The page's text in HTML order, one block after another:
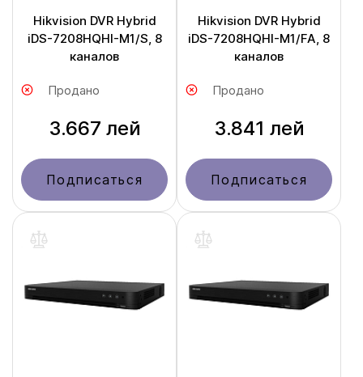
Hikvision DVR Hybrid
iDS-7208HQHI-M1/S, 8
каналов
Продано
3.667 лей
Подписаться
Hikvision DVR Hybrid
iDS-7208HQHI-M1/FA, 8
каналов
Продано
3.841 лей
Подписаться